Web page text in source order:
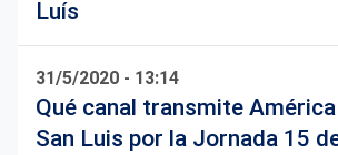
Luís
31/5/2020 - 13:14
Qué canal transmite
San Luis por la Jornada 15